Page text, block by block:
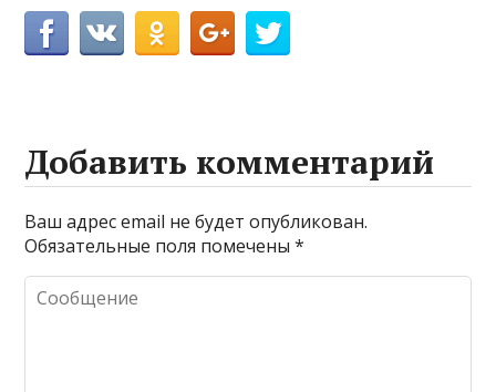
Добавить комментарий
Ваш адрес email не будет опубликован.
Обязательные поля помечены*